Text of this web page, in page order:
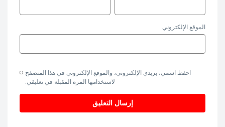
الموقع الإلكتروني
احفظ اسمي، بريدي الإلكتروني، والموقع الإلكتروني في هذا المتصفح
لاستخدامها المرة المقبلة في تعليقي.